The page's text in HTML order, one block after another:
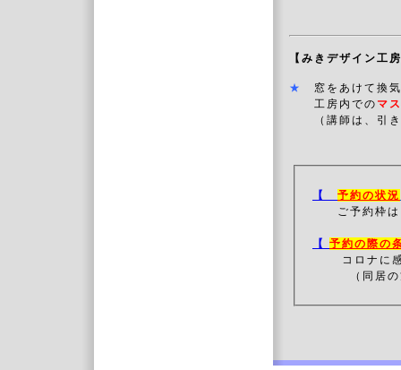
【みきデザイン工
★
窓をあけて換
工房内での マ
（講師は、引き
【 予約の状況
ご予約枠は
【 予約の際の
コロナに
（同居の方